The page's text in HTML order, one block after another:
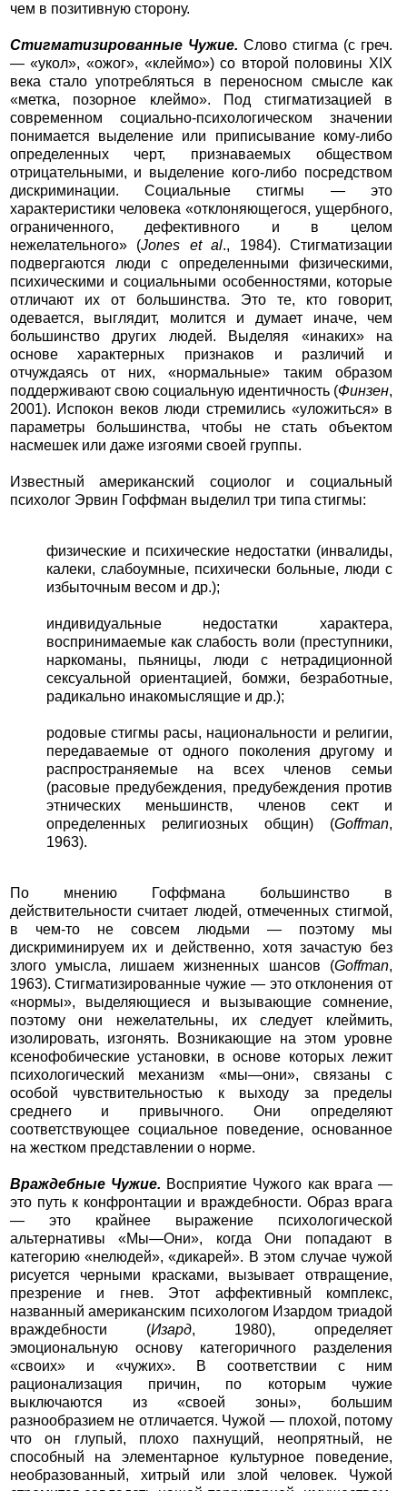
чем в позитивную сторону.
Стигматизированные Чужие. Слово стигма (с греч.
— «укол», «ожог», «клеймо») со второй половины XIX
века стало употребляться в переносном смысле как
«метка, позорное клеймо». Под стигматизацией в
современном социально-психологическом значении
понимается выделение или приписывание кому-либо
определенных черт, признаваемых обществом
отрицательными, и выделение кого-либо посредством
дискриминации. Социальные стигмы — это
характеристики человека «отклоняющегося, ущербного,
ограниченного, дефективного и в целом
нежелательного» (Jones et al., 1984). Стигматизации
подвергаются люди с определенными физическими,
психическими и социальными особенностями, которые
отличают их от большинства. Это те, кто говорит,
одевается, выглядит, молится и думает иначе, чем
большинство других людей. Выделяя «инаких» на
основе характерных признаков и различий и
отчуждаясь от них, «нормальные» таким образом
поддерживают свою социальную идентичность (Финзен,
2001). Испокон веков люди стремились «уложиться» в
параметры большинства, чтобы не стать объектом
насмешек или даже изгоями своей группы.
Известный американский социолог и социальный
психолог Эрвин Гоффман выделил три типа стигмы:
физические и психические недостатки (инвалиды,
калеки, слабоумные, психически больные, люди с
избыточным весом и др.);
индивидуальные недостатки характера,
воспринимаемые как слабость воли (преступники,
наркоманы, пьяницы, люди с нетрадиционной
сексуальной ориентацией, бомжи, безработные,
радикально инакомыслящие и др.);
родовые стигмы расы, национальности и религии,
передаваемые от одного поколения другому и
распространяемые на всех членов семьи
(расовые предубеждения, предубеждения против
этнических меньшинств, членов сект и
определенных религиозных общин) (Goffman,
1963).
По мнению Гоффмана большинство в
действительности считает людей, отмеченных стигмой,
в чем-то не совсем людьми — поэтому мы
дискриминируем их и действенно, хотя зачастую без
злого умысла, лишаем жизненных шансов (Goffman,
1963). Стигматизированные чужие — это отклонения от
«нормы», выделяющиеся и вызывающие сомнение,
поэтому они нежелательны, их следует клеймить,
изолировать, изгонять. Возникающие на этом уровне
ксенофобические установки, в основе которых лежит
психологический механизм «мы—они», связаны с
особой чувствительностью к выходу за пределы
среднего и привычного. Они определяют
соответствующее социальное поведение, основанное
на жестком представлении о норме.
Враждебные Чужие. Восприятие Чужого как врага —
это путь к конфронтации и враждебности. Образ врага
— это крайнее выражение психологической
альтернативы «Мы—Они», когда Они попадают в
категорию «нелюдей», «дикарей». В этом случае чужой
рисуется черными красками, вызывает отвращение,
презрение и гнев. Этот аффективный комплекс,
названный американским психологом Изардом триадой
враждебности (Изард, 1980), определяет
эмоциональную основу категоричного разделения
«своих» и «чужих». В соответствии с ним
рационализация причин, по которым чужие
выключаются из «своей зоны», большим
разнообразием не отличается. Чужой — плохой, потому
что он глупый, плохо пахнущий, неопрятный, не
способный на элементарное культурное поведение,
необразованный, хитрый или злой человек. Чужой